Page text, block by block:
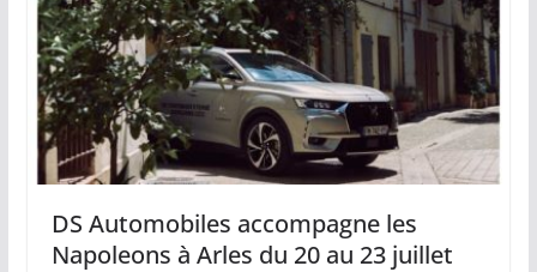
DS Automobiles accompagne les
Napoleons à Arles du 20 au 23 juillet